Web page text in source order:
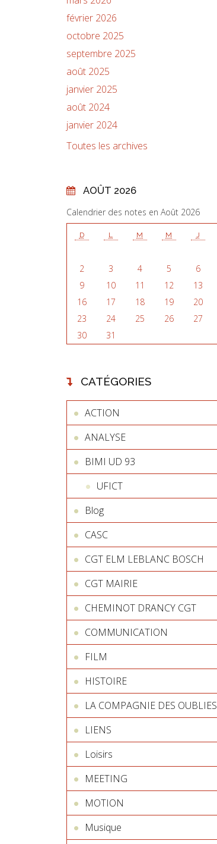
février 2026
octobre 2025
septembre 2025
août 2025
janvier 2025
août 2024
janvier 2024
Toutes les archives
AOÛT 2026
Calendrier des notes en Août 2026
D L M M J
2
3 4 5 6
9
10 11 12 13
16
17 18 19 20
23
24 25 26 27
30
31
CATÉGORIES
ACTION
ANALYSE
BIMI UD 93
UFICT
Blog
CASC
CGT ELM LEBLANC BOSCH
CGT MAIRIE
CHEMINOT DRANCY CGT
COMMUNICATION
FILM
HISTOIRE
LA COMPAGNIE DES OUBLIES
LIENS
Loisirs
MEETING
MOTION
Musique